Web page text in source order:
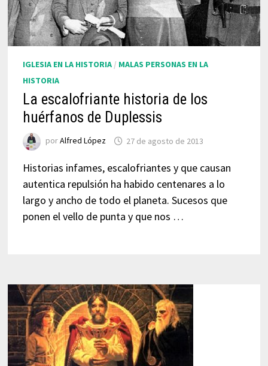
IGLESIA EN LA HISTORIA/ MALAS PERSONAS EN LA
HISTORIA
La escalofriante historia de los
huérfanos de Duplessis
porAlfred López 27 de agosto de 2013
Historias infames, escalofriantes y que causan
autentica repulsión ha habido centenares a lo
largo y ancho de todo el planeta. Sucesos que
ponen el vello de punta y que nos …